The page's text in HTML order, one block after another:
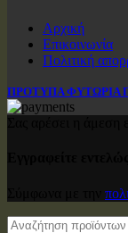
Αρχική
Επικοινωνία
Πολιτική
ΠΡΟΤΥΠΑ ΦΥΤΩΡΙΑ